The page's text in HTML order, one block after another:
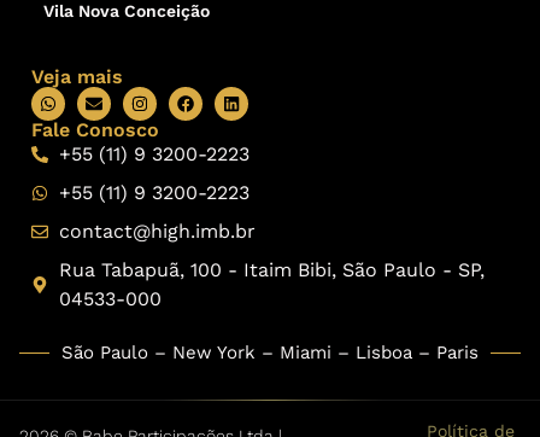
Vila Nova Conceição
Veja mais
Fale Conosco
+55 (11) 9 3200-2223
+55 (11) 9 3200-2223
contact@high.imb.br
Rua Tabapuã, 100 - Itaim Bibi, São Paulo - SP,
04533-000
São Paulo – New York – Miami – Lisboa – Paris
Política de